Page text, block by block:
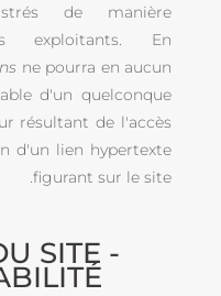
de manière
exploitants. En
ne pourra en aucun
d'un quelconque
résultant de l'accès
d'un lien hypertexte
figurant sur le site.
SITE -